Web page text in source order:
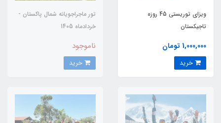
ویزای توریستی 45 روزه
تاجیکستان
1,000,000 تومان
تور ماجراجویانه شمال پاکستان -
خردادماه 1405
ناموجود